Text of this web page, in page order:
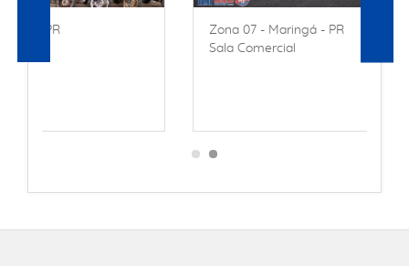
Zona 07 - Maringá - PR